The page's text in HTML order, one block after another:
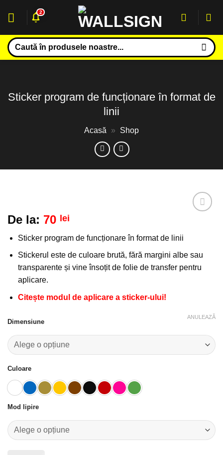
2
Caută
după:
Sticker program de funcționare în format de
linii
Acasă » Shop
De la: 70 lei
Sticker program de funcționare în format de linii
Stickerul este de culoare brută, fără margini albe sau
transparente și vine însoțit de folie de transfer pentru
aplicare.
Citește modul de aplicare a sticker-ului!
Dimensiune
Culoare
Mod lipire
ANULEAZĂ